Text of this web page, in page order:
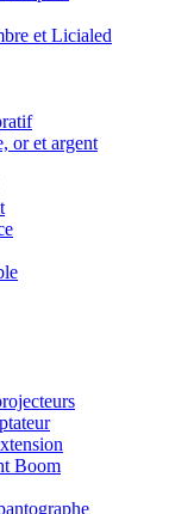
et Licialed
or et argent
Boom